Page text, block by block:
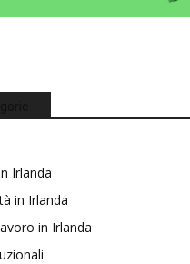
Irlanda
in Irlanda
in Irlanda